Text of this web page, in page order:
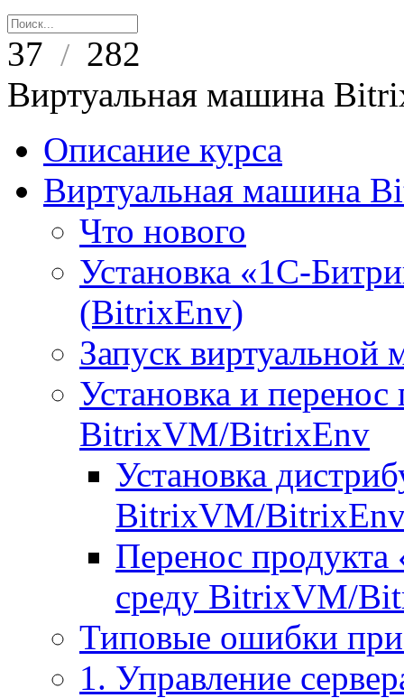
37 / 282
Виртуальная машина
Описание курса
Виртуальная машина
Что нового
Установка «1С-
(BitrixEnv)
Запуск
Установка и
BitrixVM/BitrixEnv
Установка
BitrixVM/
Перенос
среду BitrixVM/
Типовые ошибки при
1. Управление